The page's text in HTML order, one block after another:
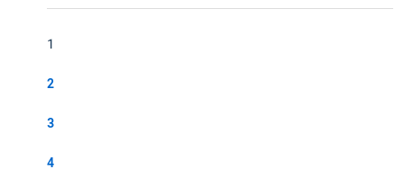
1
2
3
4